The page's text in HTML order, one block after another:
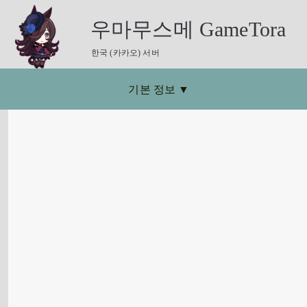
우마무스메 GameTora
한국 (카카오) 서버
기본 정보 ▼